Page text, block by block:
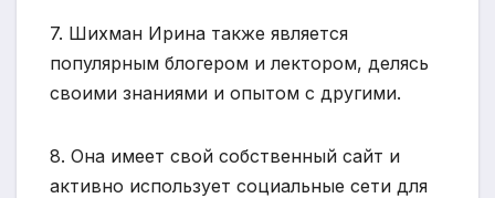
7. Шихман Ирина также является
популярным блогером и лектором, делясь
своими знаниями и опытом с другими.
8. Она имеет свой собственный сайт и
активно использует социальные сети для